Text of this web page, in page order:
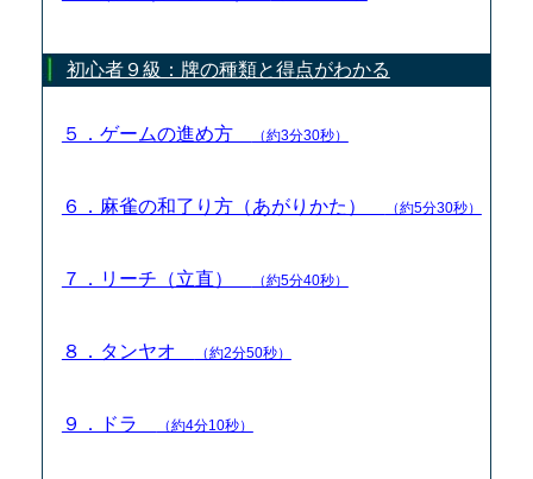
初心者９級：牌の種類と得点がわかる
５．ゲームの進め方 （約3分30秒）
６．麻雀の和了り方（あがりかた） （約5分30秒）
７．リーチ（立直） （約5分40秒）
８．タンヤオ （約2分50秒）
９．ドラ （約4分10秒）